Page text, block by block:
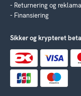
Returnering og
Finansiering
Sikker og krypteret